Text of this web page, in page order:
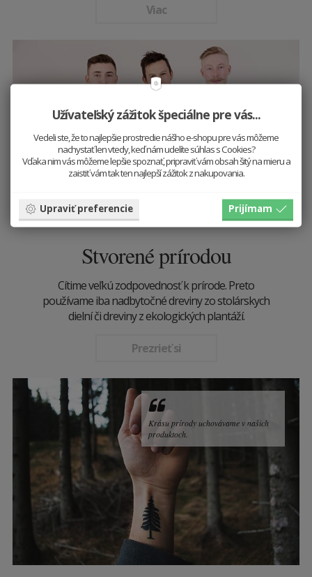
Viac
Stvorené prírodou
Cítime veľkú zodpovednosť k prírode. Preto
používame iba nadbytočné dreviny zo stolárskych
dielní či dreviny z ekologických plantáží.
Prezrieť si
Krásu prírody uchovávame v našich
produktoch.
Užívateľský zážitok špeciálne pre vás...
Vedeli ste, že to najlepšie prostredie nášho e-shopu pre vás môžeme
nachystať len vtedy, keď nám udelíte súhlas s Cookies?
Vďaka nim vás môžeme lepšie spoznať, pripraviť vám obsah šitý na mieru a
zaistiť vám tak ten najlepší zážitok z nakupovania.
Upraviť preferencie Prijímam